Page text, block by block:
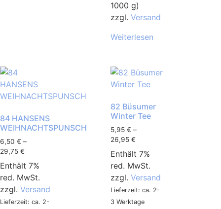
1000 g)
zzgl. Versand
Weiterlesen
84 HANSENS
WEIHNACHTSPUNSCH
6,50 € –
29,75 €
Enthält 7%
red. MwSt.
zzgl. Versand
Lieferzeit: ca. 2-
82 Büsumer
Winter Tee
5,95 € –
26,95 €
Enthält 7%
red. MwSt.
zzgl. Versand
Lieferzeit: ca. 2-
3 Werktage